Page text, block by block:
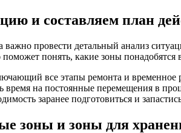
и составляем план
провести детальный анализ
поможет понять, какие зоны
все этапы ремонта и временное
на постоянные перемещения в
заранее подготовиться и
зоны и зоны для